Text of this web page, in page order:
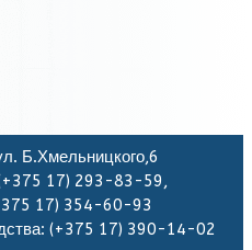
Б.Хмельницкого,6
17) 293-83-59,
17) 354-60-93
(+375 17) 390-14-02